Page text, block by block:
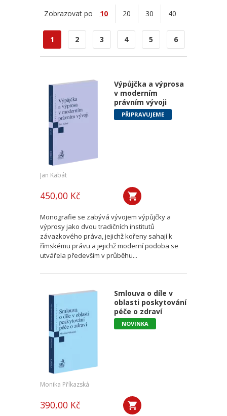
Zobrazovat po 10 20 30 40
1 2 3 4 5 6
Výpůjčka a výprosa
v moderním
právním vývoji
PŘIPRAVUJEME
Jan Kabát
450,00 Kč
Monografie se zabývá vývojem výpůjčky a
výprosy jako dvou tradičních institutů
závazkového práva, jejichž kořeny sahají k
římskému právu a jejichž moderní podoba se
utvářela především v průběhu...
Smlouva o díle v
oblasti poskytování
péče o zdraví
NOVINKA
Monika Příkazská
390,00 Kč